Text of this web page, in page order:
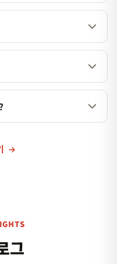
에 대부분의 경우 목표한
전략을 재수립하여 추가 지
다. 다만 업종별 특성을 반
을 권장합니다.
위 연장이 가능합니다. 장
그